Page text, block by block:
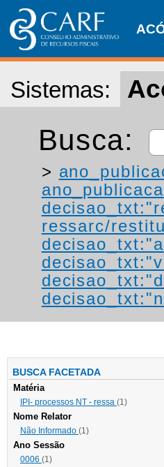
Sistemas:
Busca:
>
ressarc/
BUSCA FACETADA
Matéria
IPI- processos NT - ressa (1)
Nome Relator
Não Informado (1)
Ano Sessão
0006 (1)